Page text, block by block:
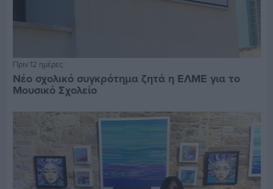
Πριν 12 ημέρες
Νέο σχολικό συγκρότημα ζητά η ΕΛΜΕ για το
Μουσικό Σχολείο